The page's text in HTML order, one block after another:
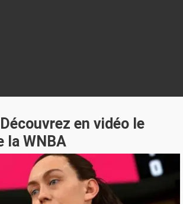
en vidéo le
la WNBA